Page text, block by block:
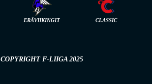
ERÄVIIKINGIT CLASSIC
COPYRIGHT F-LIIGA 2025